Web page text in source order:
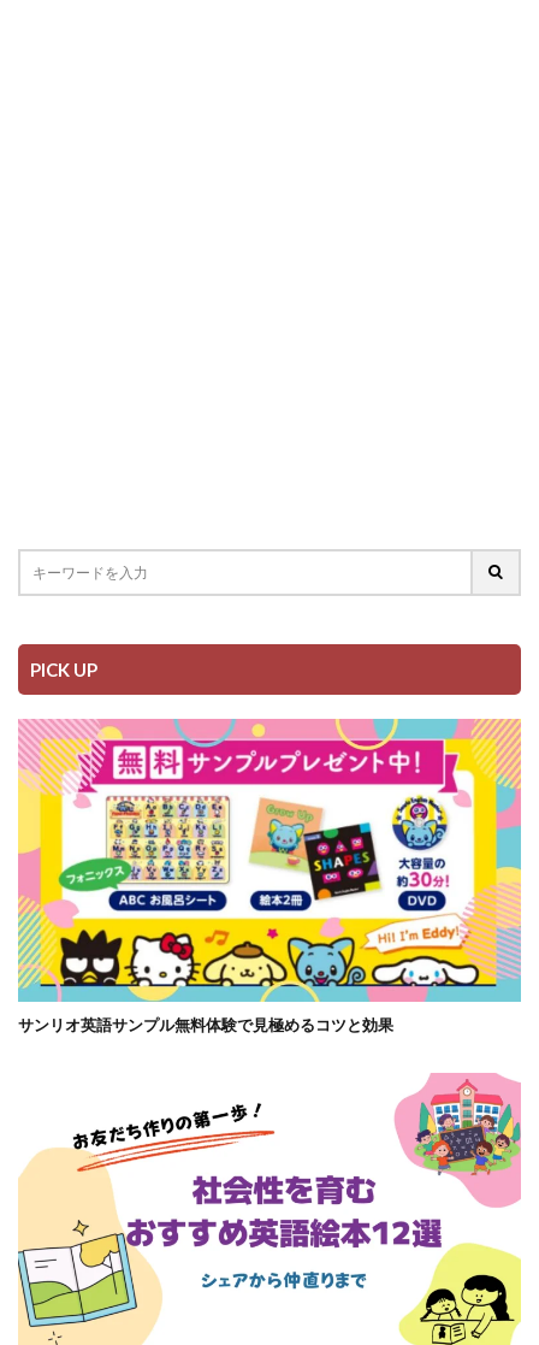
PICK UP
サンリオ英語サンプル無料体験で見極めるコツと効果